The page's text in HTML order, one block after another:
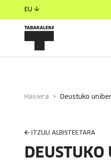
EU
Hasiera deustuko
ITZULI ALBISTEETARA